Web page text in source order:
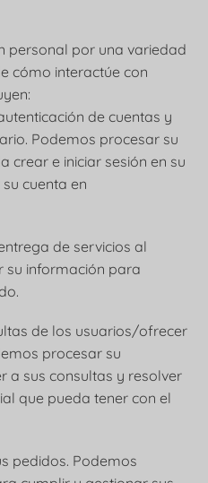
personal por una variedad
cómo interactúe con
de cuentas y
Podemos procesar su
crear e iniciar sesión en su
cuenta en
de servicios al
su información para
de los usuarios/ofrecer
procesar su
a sus consultas y resolver
que pueda tener con el
pedidos. Podemos